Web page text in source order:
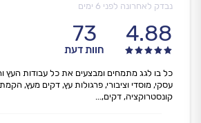
נבדק לאחרונה לפני 6 ימים
4.88
73
חוות דעת
כל בו לגג מתמחים ומבצעים את כל עבודות העץ
עסקי, מוסדי וציבורי, פרגולות עץ, דקים מעץ,
קונסטרוקציה, דקים,...